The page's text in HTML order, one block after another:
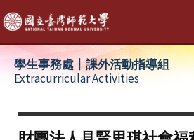
Skip
to
content
學生事務處┆課外活動指導組
Extracurricular Activities